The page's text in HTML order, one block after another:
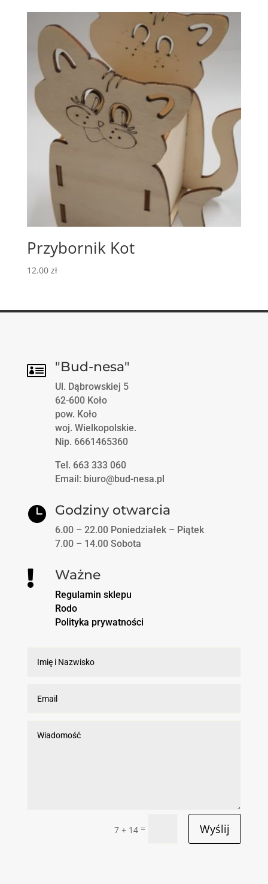
Przybornik Kot
12.00 zł
 "Bud-nesa"
Ul. Dąbrowskiej 5
62-600 Koło
pow. Koło
woj. Wielkopolskie.
Nip. 6661465360
Tel. 663 333 060
Email: biuro@bud-nesa.pl
 Godziny otwarcia
6.00 – 22.00 Poniedziałek – Piątek
7.00 – 14.00 Sobota
 Ważne
Regulamin sklepu
Rodo
Polityka prywatności
7 + 14 = Wyślij